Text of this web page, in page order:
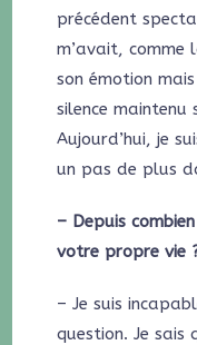
précédent
m’avait, comme
son émotion
silence maintenu
Aujourd’hui, je
un pas de plus
– Depuis
votre propre vie
– Je suis
question. Je sais